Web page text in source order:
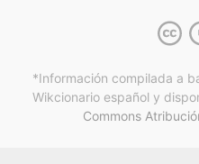
*Información compilada a
Wikcionario español y
Commons